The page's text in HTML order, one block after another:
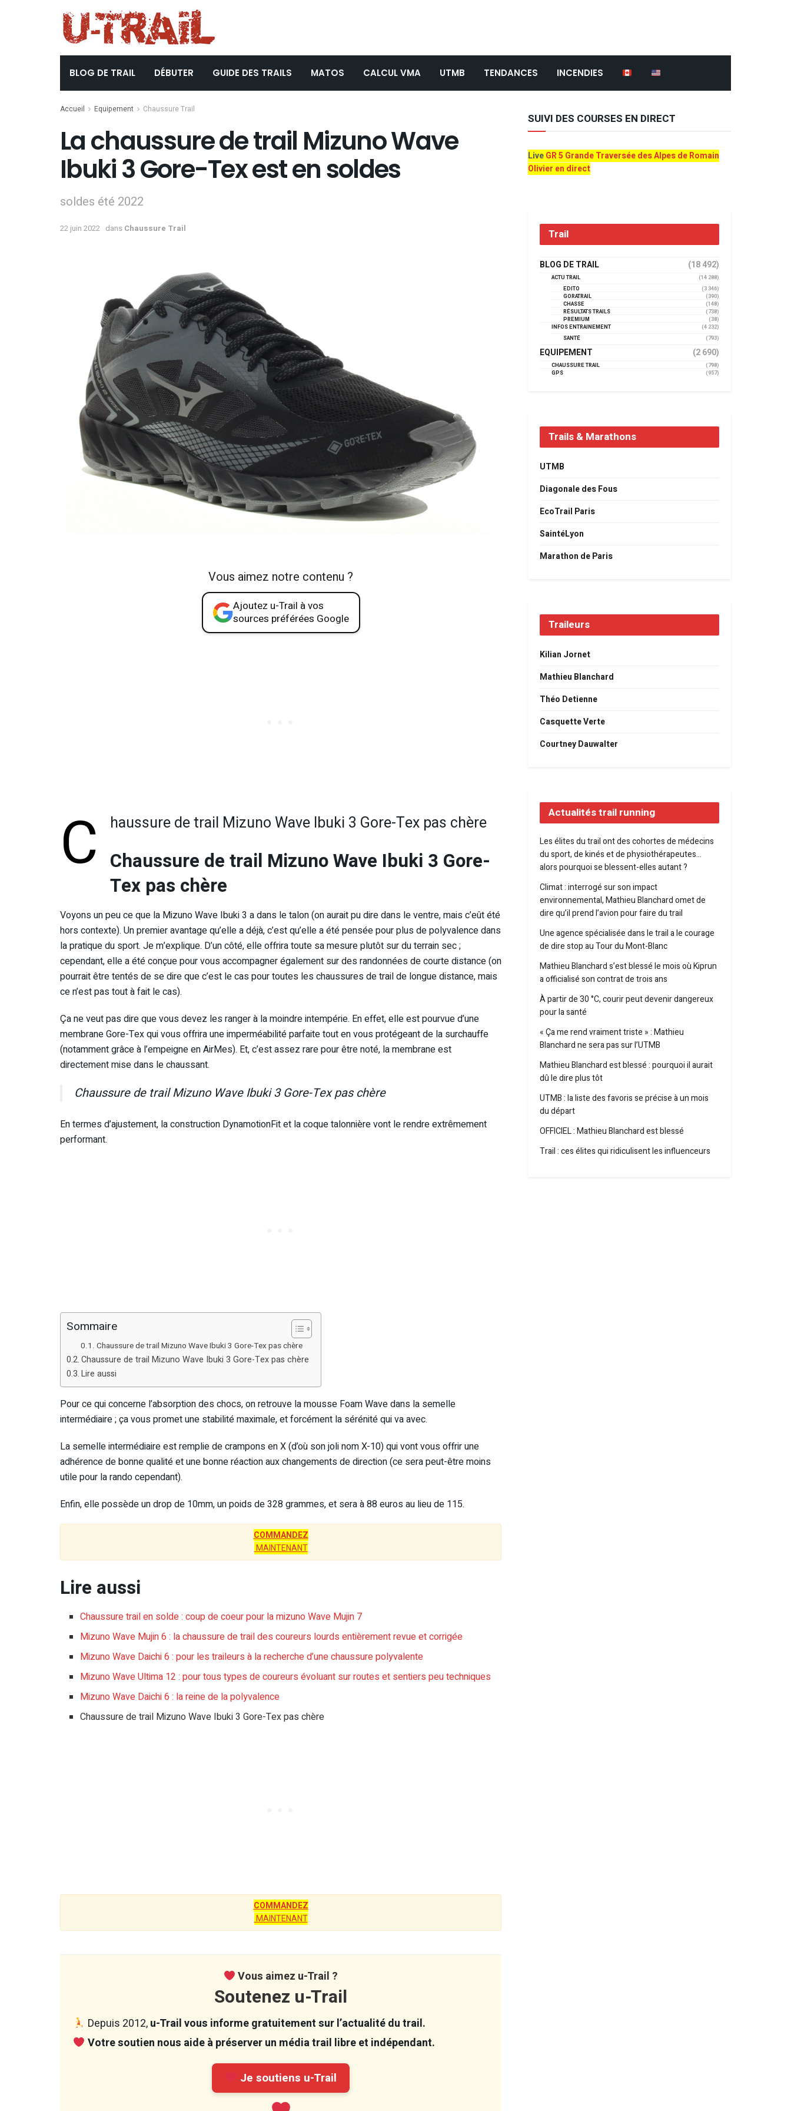
BLOG DE TRAIL DÉBUTER GUIDE DES TRAILS MATOS CALCUL VMA UTMB TENDANCES INCENDIES
Accueil Equipement Chaussure Trail
La chaussure de trail Mizuno Wave
Ibuki 3 Gore-Tex est en soldes
soldes été 2022
22 juin 2022 dans Chaussure Trail
Vous aimez notre contenu ?
Ajoutez u-Trail à vos
sources préférées Google
C haussure de trail Mizuno Wave Ibuki 3 Gore-Tex pas chère
Chaussure de trail Mizuno Wave Ibuki 3 Gore-
Tex pas chère
Voyons un peu ce que la Mizuno Wave Ibuki 3 a dans le talon (on aurait pu dire dans le ventre, mais c’eût été
hors contexte). Un premier avantage qu’elle a déjà, c’est qu’elle a été pensée pour plus de polyvalence dans
la pratique du sport. Je m’explique. D’un côté, elle offrira toute sa mesure plutôt sur du terrain sec ;
cependant, elle a été conçue pour vous accompagner également sur des randonnées de courte distance (on
pourrait être tentés de se dire que c’est le cas pour toutes les chaussures de trail de longue distance, mais
ce n’est pas tout à fait le cas).
Ça ne veut pas dire que vous devez les ranger à la moindre intempérie. En effet, elle est pourvue d’une
membrane Gore-Tex qui vous offrira une imperméabilité parfaite tout en vous protégeant de la surchauffe
(notamment grâce à l’empeigne en AirMes). Et, c’est assez rare pour être noté, la membrane est
directement mise dans le chaussant.
Chaussure de trail Mizuno Wave Ibuki 3 Gore-Tex pas chère
En termes d’ajustement, la construction DynamotionFit et la coque talonnière vont le rendre extrêmement
performant.
Sommaire
Chaussure de trail Mizuno Wave Ibuki 3 Gore-Tex pas chère
Chaussure de trail Mizuno Wave Ibuki 3 Gore-Tex pas chère
Lire aussi
Pour ce qui concerne l’absorption des chocs, on retrouve la mousse Foam Wave dans la semelle
intermédiaire ; ça vous promet une stabilité maximale, et forcément la sérénité qui va avec.
La semelle intermédiaire est remplie de crampons en X (d’où son joli nom X-10) qui vont vous offrir une
adhérence de bonne qualité et une bonne réaction aux changements de direction (ce sera peut-être moins
utile pour la rando cependant).
Enfin, elle possède un drop de 10mm, un poids de 328 grammes, et sera à 88 euros au lieu de 115.
COMMANDEZ
MAINTENANT
Lire aussi
Chaussure trail en solde : coup de coeur pour la mizuno Wave Mujin 7
Mizuno Wave Mujin 6 : la chaussure de trail des coureurs lourds entièrement revue et corrigée
Mizuno Wave Daichi 6 : pour les traileurs à la recherche d’une chaussure polyvalente
Mizuno Wave Ultima 12 : pour tous types de coureurs évoluant sur routes et sentiers peu techniques
Mizuno Wave Daichi 6 : la reine de la polyvalence
Chaussure de trail Mizuno Wave Ibuki 3 Gore-Tex pas chère
COMMANDEZ
MAINTENANT
Vous aimez u-Trail ?
Soutenez u-Trail
Depuis 2012,u-Trail vous informe gratuitement sur l’actualité du trail.
Votre soutien nous aide à préserver un média trail libre et indépendant.
Je soutiens u-Trail
SUIVI DES COURSES EN DIRECT
LiveGR 5 Grande Traversée des Alpes de Romain
Olivier en direct
Trail
BLOG DE TRAIL (18 492)
ACTU TRAIL
(14 288)
EDITO
(3 346)
GORATRAIL
(390)
CHASSE
(148)
RÉSULTATS TRAILS
(738)
PREMIUM
(38)
INFOS ENTRAINEMENT
(4 232)
SANTÉ
(793)
EQUIPEMENT (2 690)
CHAUSSURE TRAIL
(798)
GPS
(957)
Trails & Marathons
UTMB
Diagonale des Fous
EcoTrail Paris
SaintéLyon
Marathon de Paris
Traileurs
Kilian Jornet
Mathieu Blanchard
Théo Detienne
Casquette Verte
Courtney Dauwalter
Actualités trail running
Les élites du trail ont des cohortes de médecins
du sport, de kinés et de physiothérapeutes…
alors pourquoi se blessent-elles autant ?
Climat : interrogé sur son impact
environnemental, Mathieu Blanchard omet de
dire qu’il prend l’avion pour faire du trail
Une agence spécialisée dans le trail a le courage
de dire stop au Tour du Mont-Blanc
Mathieu Blanchard s’est blessé le mois où Kiprun
a officialisé son contrat de trois ans
À partir de 30 °C, courir peut devenir dangereux
pour la santé
« Ça me rend vraiment triste » : Mathieu
Blanchard ne sera pas sur l’UTMB
Mathieu Blanchard est blessé : pourquoi il aurait
dû le dire plus tôt
UTMB : la liste des favoris se précise à un mois
du départ
OFFICIEL : Mathieu Blanchard est blessé
Trail : ces élites qui ridiculisent les influenceurs